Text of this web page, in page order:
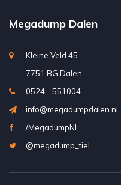
Megadump Dalen
Kleine Veld 45
7751 BG Dalen
0524 - 551004
info@megadumpdalen.nl
/MegadumpNL
@megadump_tiel